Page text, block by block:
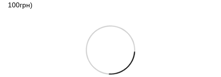
100грн)